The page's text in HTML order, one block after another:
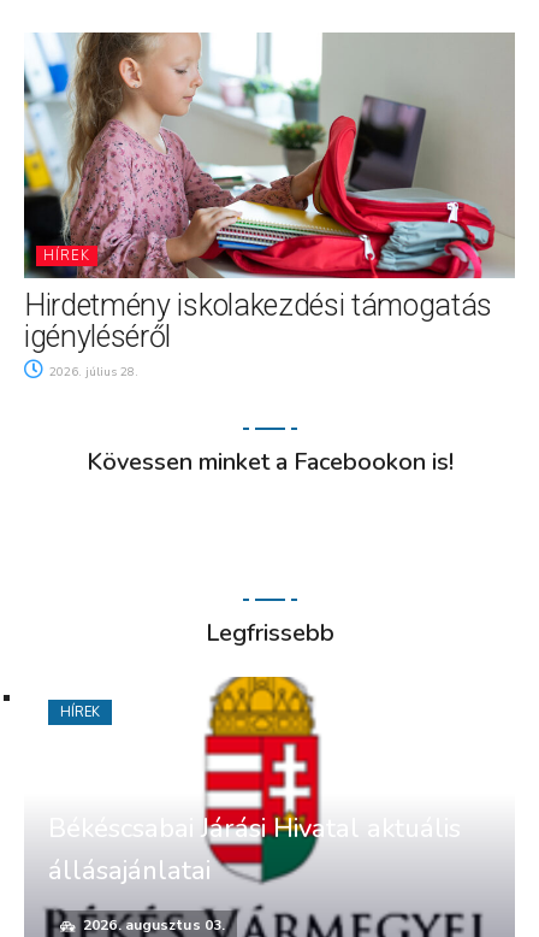
HÍREK
Hirdetmény iskolakezdési támogatás
igényléséről
2026. július 28.
Kövessen minket a Facebookon is!
Legfrissebb
Békéscsabai Járási Hivatal aktuális
állásajánlatai
2026. augusztus 03.
HÍREK